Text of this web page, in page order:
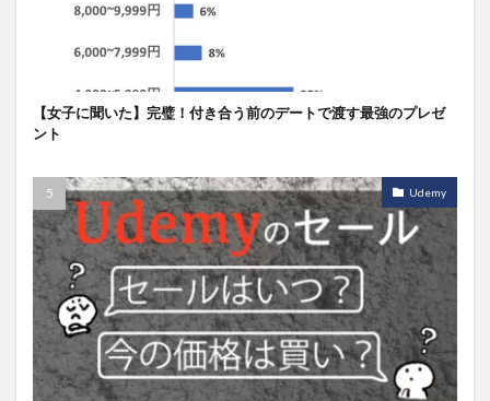
【女子に聞いた】完璧！付き合う前のデートで渡す最強のプレゼ
ント
Udemy